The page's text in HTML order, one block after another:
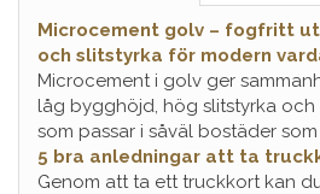
Microcement golv – fogfritt
och slitstyrka för modern
Microcement i golv ger
låg bygghöjd, hög slitstyrka
som passar i såväl bostäder
5 bra anledningar att ta
Genom att ta ett truckkort kan